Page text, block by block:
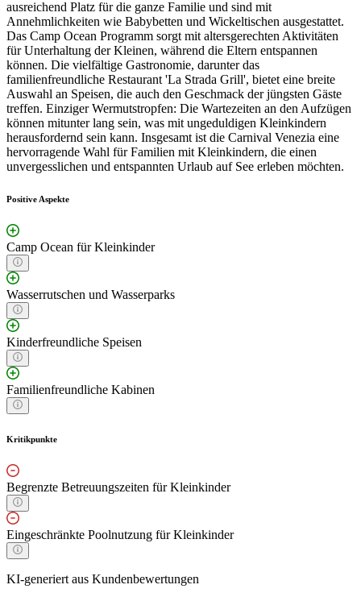
ausreichend Platz für die ganze Familie und sind mit
Annehmlichkeiten wie Babybetten und Wickeltischen ausgestattet.
Das Camp Ocean Programm sorgt mit altersgerechten Aktivitäten
für Unterhaltung der Kleinen, während die Eltern entspannen
können. Die vielfältige Gastronomie, darunter das
familienfreundliche Restaurant 'La Strada Grill', bietet eine breite
Auswahl an Speisen, die auch den Geschmack der jüngsten Gäste
treffen. Einziger Wermutstropfen: Die Wartezeiten an den Aufzügen
können mitunter lang sein, was mit ungeduldigen Kleinkindern
herausfordernd sein kann. Insgesamt ist die Carnival Venezia eine
hervorragende Wahl für Familien mit Kleinkindern, die einen
unvergesslichen und entspannten Urlaub auf See erleben möchten.
Positive Aspekte
Camp Ocean für Kleinkinder
Wasserrutschen und Wasserparks
Kinderfreundliche Speisen
Familienfreundliche Kabinen
Kritikpunkte
Begrenzte Betreuungszeiten für Kleinkinder
Eingeschränkte Poolnutzung für Kleinkinder
KI-generiert aus Kundenbewertungen